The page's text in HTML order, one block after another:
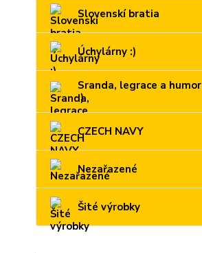
Slovenskí bratia
Úchylárny :)
Sranda, legrace a humor
:)
CZECH NAVY
Nezařazené
Šité výrobky